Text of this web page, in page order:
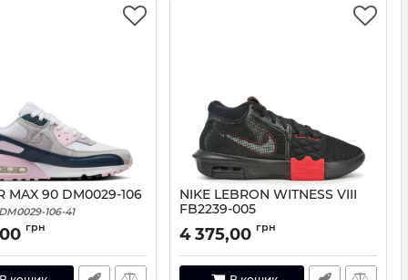
MAX 90 DM0029-106
DM0029-106-41
грн
NIKE LEBRON WITNESS VIII
FB2239-005
Артикул: FB2239-005-41
4 375,00 грн